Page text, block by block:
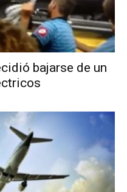
bajarse de un